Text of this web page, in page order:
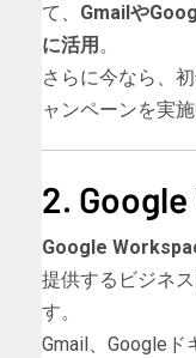
て、 Gmailや
に活用 。
さらに今なら、
ャンペーンを実施
2.
Google
提供するビジネ
す。
Gmail、Googleド